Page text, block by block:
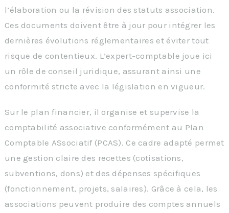
l’élaboration ou la révision des statuts association.
Ces documents doivent être à jour pour intégrer les
dernières évolutions réglementaires et éviter tout
risque de contentieux. L’expert-comptable joue ici
un rôle de conseil juridique, assurant ainsi une
conformité stricte avec la législation en vigueur.
Sur le plan financier, il organise et supervise la
comptabilité associative conformément au Plan
Comptable ASsociatif (PCAS). Ce cadre adapté permet
une gestion claire des recettes (cotisations,
subventions, dons) et des dépenses spécifiques
(fonctionnement, projets, salaires). Grâce à cela, les
associations peuvent produire des comptes annuels